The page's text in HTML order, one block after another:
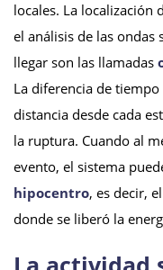
locales. La localización
el análisis de las ondas
llegar son las llamadas
La diferencia de
distancia desde cada
la ruptura. Cuando al
evento, el sistema
hipocentro, es decir,
donde se liberó la